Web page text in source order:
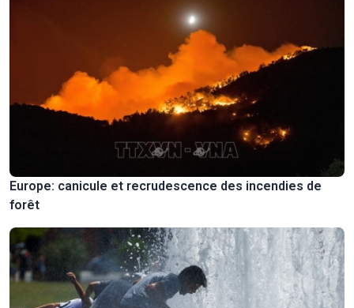
Europe: canicule et recrudescence des incendies de
forêt